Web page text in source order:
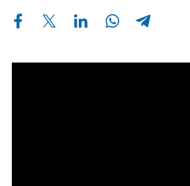
Compartir en Facebook Compartir en Twitter Compartir en Linkedin Compartir en Whatsapp